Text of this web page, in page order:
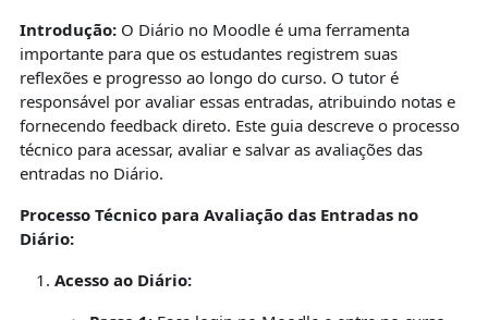
Introdução: O Diário no Moodle é uma ferramenta
importante para que os estudantes registrem suas
reflexões e progresso ao longo do curso. O tutor é
responsável por avaliar essas entradas, atribuindo notas e
fornecendo feedback direto. Este guia descreve o processo
técnico para acessar, avaliar e salvar as avaliações das
entradas no Diário.
Processo Técnico para Avaliação das Entradas no
Diário:
Acesso ao Diário: